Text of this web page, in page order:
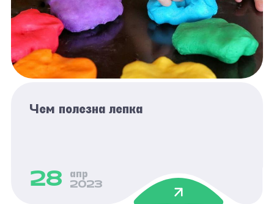
Чем полезна лепка
28
апр
2023